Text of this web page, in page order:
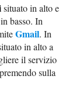
situato in alto e
basso. In
Gmail. In
in alto a
il servizio
sulla